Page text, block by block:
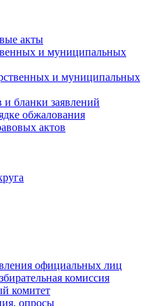
акты
и муниципальных
и муниципальных
бланки заявлений
обжалования
актов
официальных лиц
комиссия
комитет
опросы